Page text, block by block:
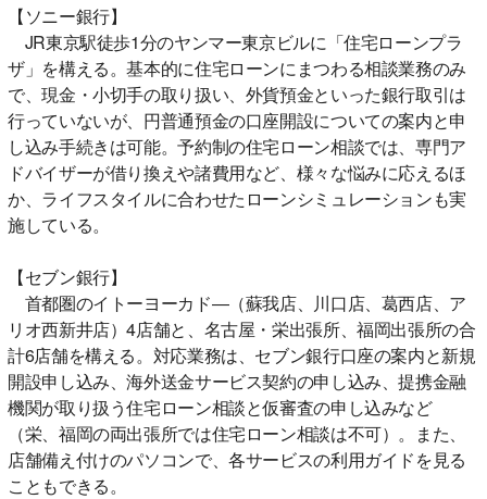
【ソニー銀行】
JR東京駅徒歩1分のヤンマー東京ビルに「住宅ローンプラ
ザ」を構える。基本的に住宅ローンにまつわる相談業務のみ
で、現金・小切手の取り扱い、外貨預金といった銀行取引は
行っていないが、円普通預金の口座開設についての案内と申
し込み手続きは可能。予約制の住宅ローン相談では、専門ア
ドバイザーが借り換えや諸費用など、様々な悩みに応えるほ
か、ライフスタイルに合わせたローンシミュレーションも実
施している。
【セブン銀行】
首都圏のイトーヨーカド―（蘇我店、川口店、葛西店、ア
リオ西新井店）4店舗と、名古屋・栄出張所、福岡出張所の合
計6店舗を構える。対応業務は、セブン銀行口座の案内と新規
開設申し込み、海外送金サービス契約の申し込み、提携金融
機関が取り扱う住宅ローン相談と仮審査の申し込みなど
（栄、福岡の両出張所では住宅ローン相談は不可）。また、
店舗備え付けのパソコンで、各サービスの利用ガイドを見る
こともできる。